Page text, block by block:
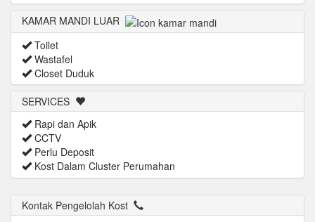
KAMAR MANDI LUAR
Toilet
Wastafel
Closet Duduk
SERVICES
Rapi dan Apik
CCTV
Perlu Deposit
Kost Dalam Cluster Perumahan
Kontak Pengelolah Kost